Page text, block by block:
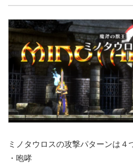
ミノタウロスの攻撃パターンは４
・咆哮